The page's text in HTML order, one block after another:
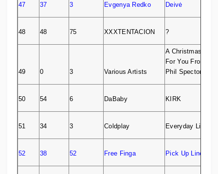
47 37 3 Evgenya Redko Deivė
48 48 75 XXXTENTACION ?
49 0 3 Various Artists
A Christmas Gift
For You From
Phil Spector
50 54 6 DaBaby KIRK
51 34 3 Coldplay Everyday Life
52 38 52 Free Finga Pick Up Line